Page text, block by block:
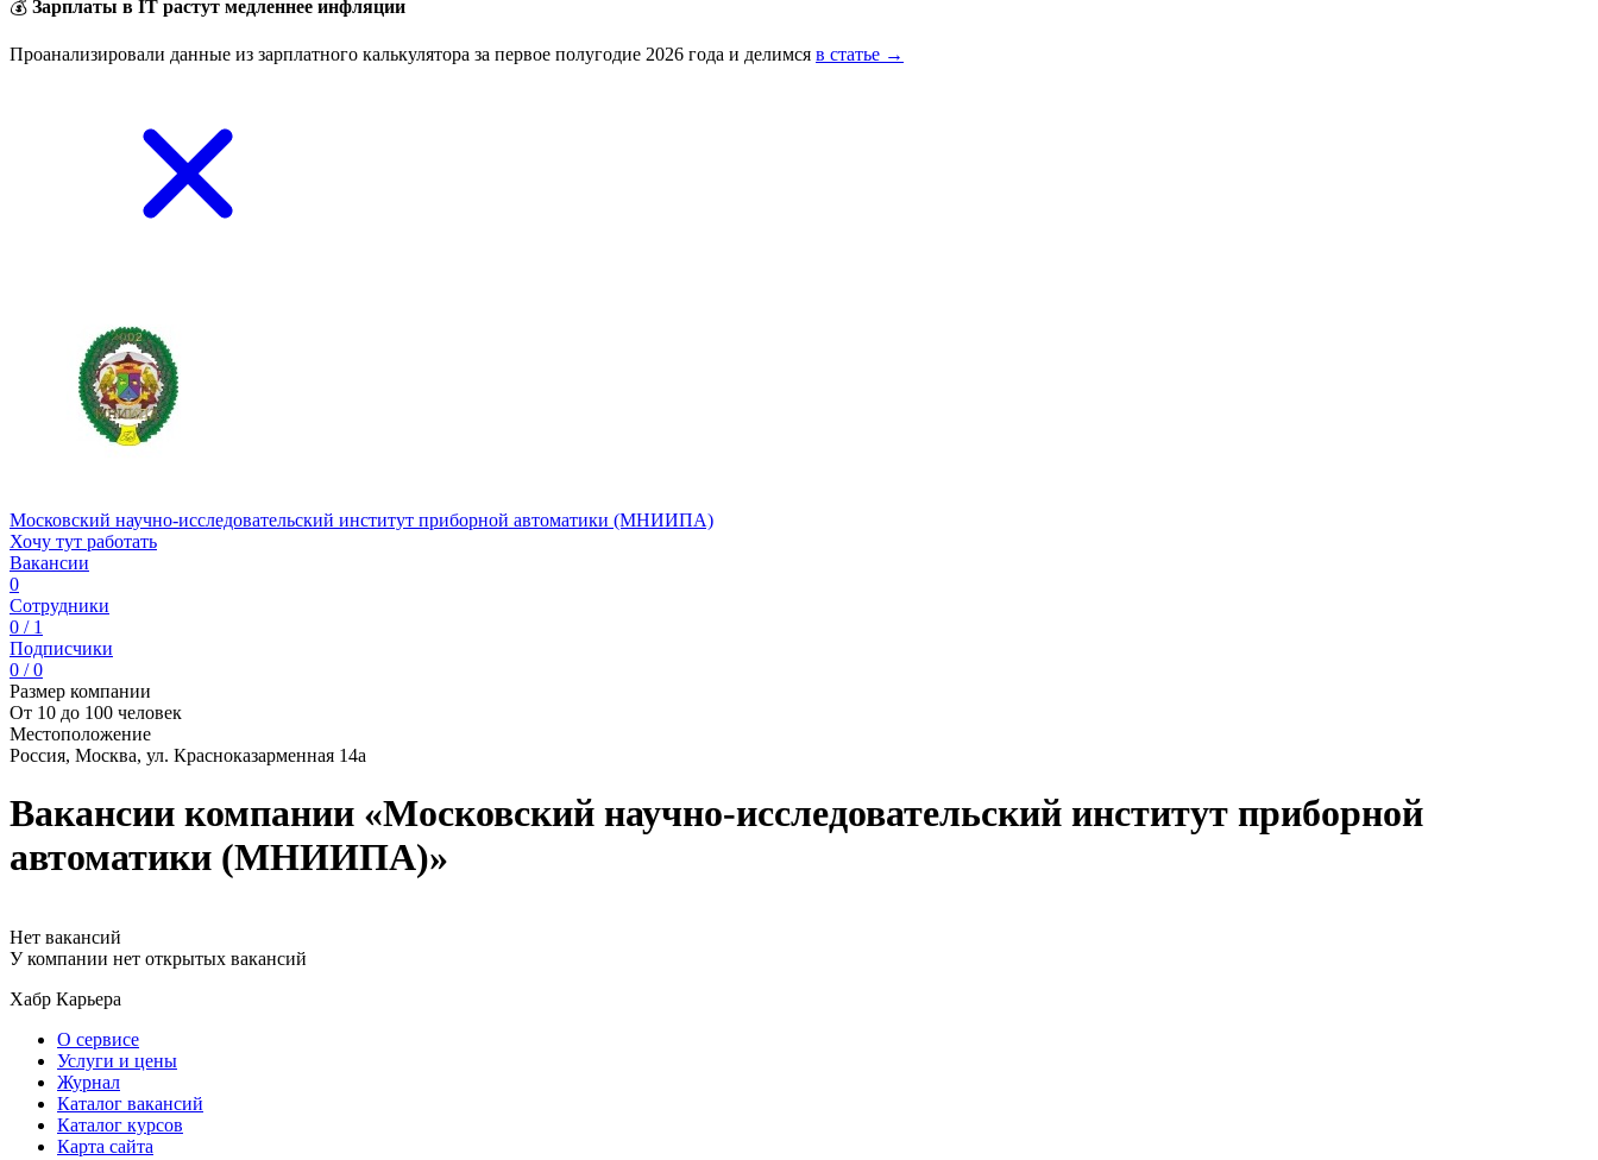
💰 Зарплаты в IT растут медленнее инфляции
Проанализировали данные из зарплатного калькулятора за первое полугодие 2026 года и делимся в статье →
Московский научно-исследовательский институт приборной автоматики (МНИИПА)
Хочу тут работать
Вакансии
0
Сотрудники
0 / 1
Подписчики
0 / 0
Размер компании
От 10 до 100 человек
Местоположение
Россия, Москва, ул. Красноказарменная 14а
Вакансии компании «Московский научно-исследовательский институт приборной
автоматики (МНИИПА)»
Нет вакансий
У компании нет открытых вакансий
Хабр Карьера
О сервисе
Услуги и цены
Журнал
Каталог вакансий
Каталог курсов
Карта сайта